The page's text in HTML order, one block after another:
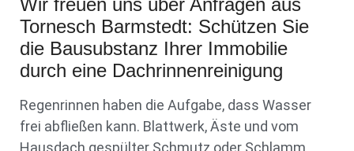
Wir freuen uns über Anfragen aus
Tornesch Barmstedt: Schützen Sie
die Bausubstanz Ihrer Immobilie
durch eine Dachrinnenreinigung
Regenrinnen haben die Aufgabe, dass Wasser
frei abfließen kann. Blattwerk, Äste und vom
Hausdach gespülter Schmutz oder Schlamm